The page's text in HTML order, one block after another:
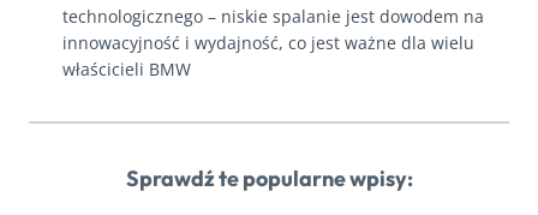
technologicznego – niskie spalanie jest dowodem na
innowacyjność i wydajność, co jest ważne dla wielu
właścicieli BMW
Sprawdź te popularne wpisy: